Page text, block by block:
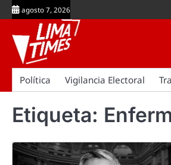
Skip
to
content
agosto 7, 2026
Política Vigilancia Electoral
Etiqueta: